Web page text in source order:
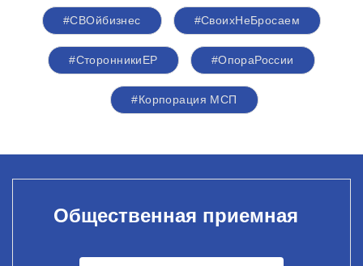
#СВОйбизнес #СвоихНеБросаем
#СторонникиЕР #ОпораРоссии
#Корпорация МСП
Общественная приемная